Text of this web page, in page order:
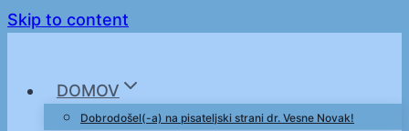
Skip to content
DOMOV
Dobrodošel(-a) na pisateljski strani dr. Vesne Novak!